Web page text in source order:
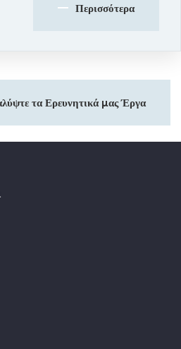
Περισσότερα
τα Ερευνητικά μας Έργα